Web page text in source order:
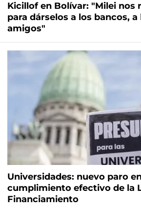
Kicillof en Bolívar: "Milei nos
para dárselos a los bancos,
amigos"
Universidades: nuevo paro
cumplimiento efectivo de la
Financiamiento